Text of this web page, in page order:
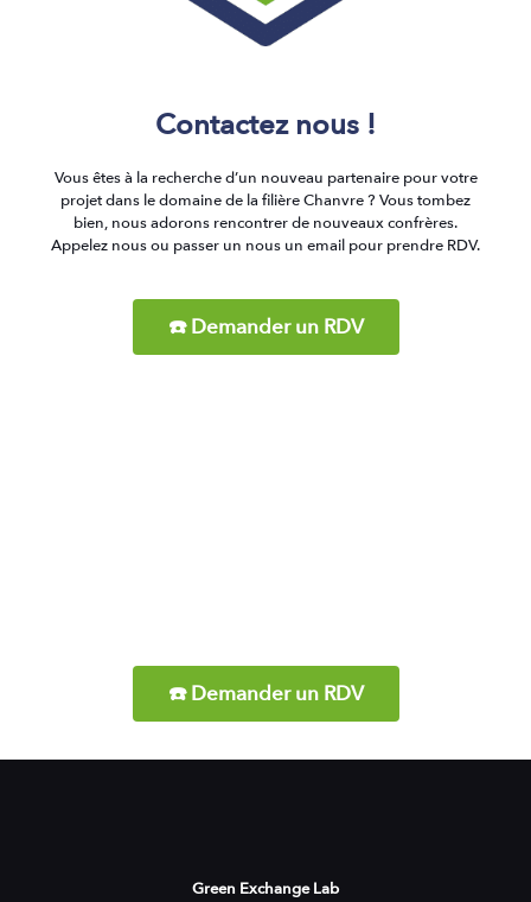
Contactez nous !
Vous êtes à la recherche d’un nouveau partenaire pour votre
projet dans le domaine de la filière Chanvre ? Vous tombez
bien, nous adorons rencontrer de nouveaux confrères.
Appelez nous ou passer un nous un email pour prendre RDV.
☎️ Demander un RDV
☎️ Demander un RDV
Green Exchange Lab